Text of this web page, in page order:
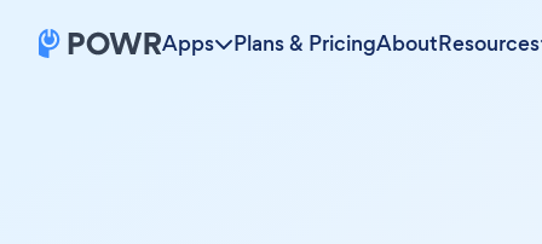
Apps Plans & PricingAboutResources